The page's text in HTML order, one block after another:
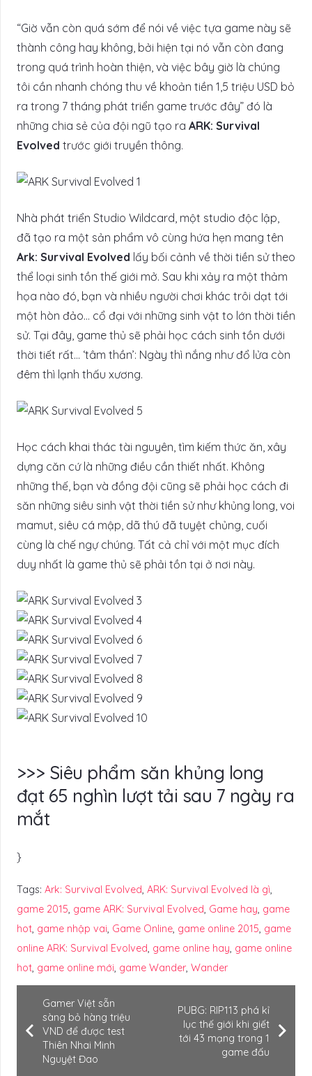
“Giờ vẫn còn quá sớm để nói về việc tựa game này sẽ
thành công hay không, bởi hiện tại nó vẫn còn đang
trong quá trình hoàn thiện, và việc bây giờ là chúng
tôi cần nhanh chóng thu về khoản tiền 1,5 triệu USD bỏ
ra trong 7 tháng phát triển game trước đây” đó là
những chia sẻ của đội ngũ tạo ra ARK: Survival
Evolved trước giới truyền thông.
Nhà phát triển Studio Wildcard, một studio độc lập,
đã tạo ra một sản phẩm vô cùng hứa hẹn mang tên
Ark: Survival Evolved lấy bối cảnh về thời tiền sử theo
thể loại sinh tồn thế giới mở. Sau khi xảy ra một thảm
họa nào đó, bạn và nhiều người chơi khác trôi dạt tới
một hòn đảo… cổ đại với những sinh vật to lớn thời tiền
sử. Tại đây, game thủ sẽ phải học cách sinh tồn dưới
thời tiết rất… ‘tâm thần’: Ngày thì nắng như đổ lửa còn
đêm thì lạnh thấu xương.
Học cách khai thác tài nguyên, tìm kiếm thức ăn, xây
dựng căn cứ là những điều cần thiết nhất. Không
những thế, bạn và đồng đội cũng sẽ phải học cách đi
săn những siêu sinh vật thời tiền sử như khủng long, voi
mamut, siêu cá mập, dã thú đã tuyệt chủng, cuối
cùng là chế ngự chúng. Tất cả chỉ với một mục đích
duy nhất là game thủ sẽ phải tồn tại ở nơi này.
>>> Siêu phẩm săn khủng long
đạt 65 nghìn lượt tải sau 7 ngày ra
mắt
}
Tags: Ark: Survival Evolved, ARK: Survival Evolved là gì,
game 2015, game ARK: Survival Evolved, Game hay, game
hot, game nhập vai, Game Online, game online 2015, game
online ARK: Survival Evolved, game online hay, game online
hot, game online mới, game Wander, Wander
Gamer Việt sẵn
sàng bỏ hàng triệu
VND để được test
Thiên Nhai Minh
Nguyệt Đao
PUBG: RIP113 phá kỉ
lục thế giới khi giết
tới 43 mạng trong 1
game đấu